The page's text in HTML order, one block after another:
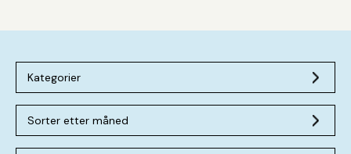
Kategorier
Sorter etter måned